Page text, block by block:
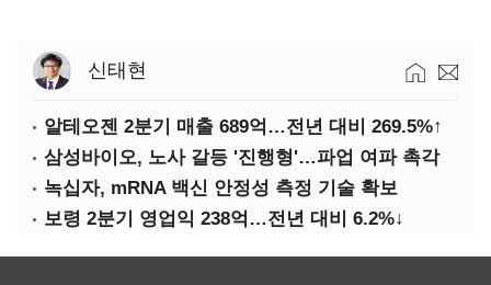
신태현
알테오젠 2분기 매출 689억…전년 대비 269.5%↑
삼성바이오, 노사 갈등 '진행형'…파업 여파 촉각
녹십자, mRNA 백신 안정성 측정 기술 확보
보령 2분기 영업익 238억…전년 대비 6.2%↓